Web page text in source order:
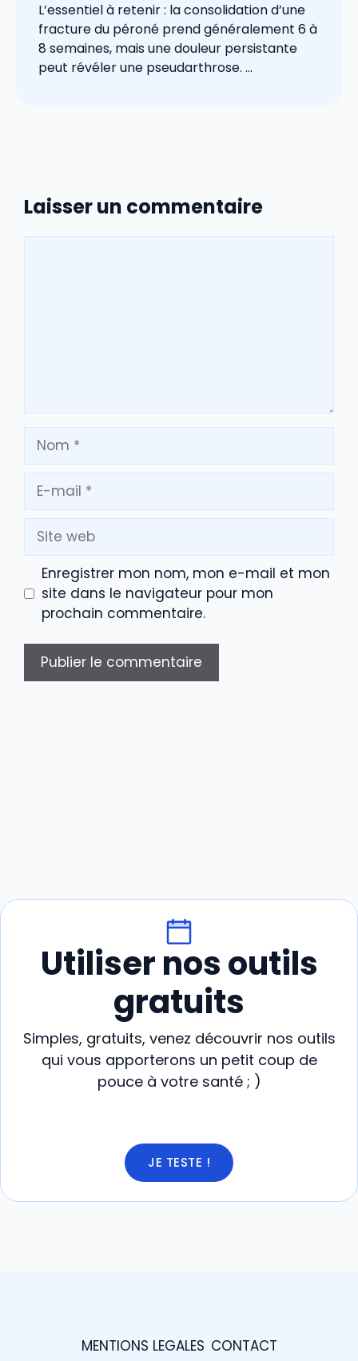
L’essentiel à retenir : la consolidation d’une
fracture du péroné prend généralement 6 à
8 semaines, mais une douleur persistante
peut révéler une pseudarthrose. ...
Laisser un commentaire
Nom
mail
Site
web
Enregistrer mon nom, mon e-mail et mon
site dans le navigateur pour mon
prochain commentaire.
Utiliser nos outils
gratuits
Simples, gratuits, venez découvrir nos outils
qui vous apporterons un petit coup de
pouce à votre santé ; )
JE TESTE !
MENTIONS LEGALES CONTACT